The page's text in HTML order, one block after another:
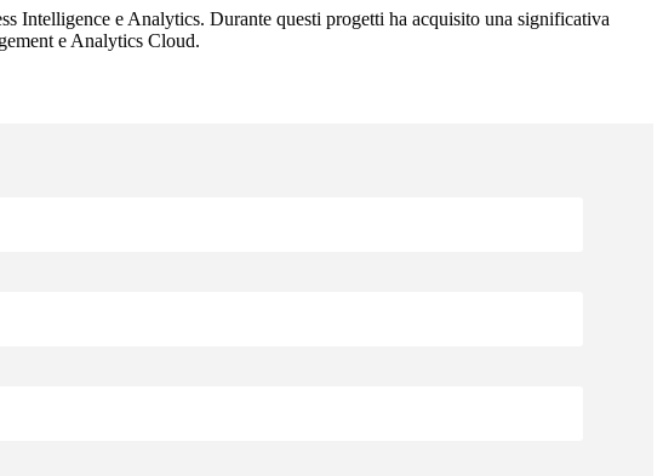
Intelligence e Analytics. Durante questi progetti ha acquisito una significativa
e Analytics Cloud.